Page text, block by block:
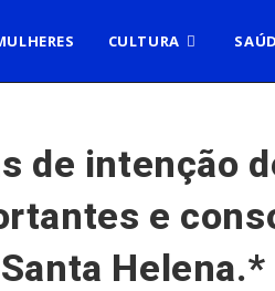
CULTURA
de intenção
e
Helena.*